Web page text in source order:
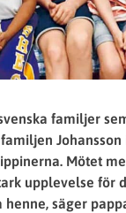
familjer
Mötet
upplevelse för
säger